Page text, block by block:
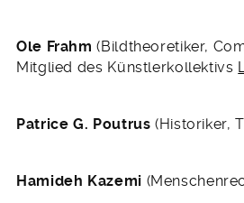
Ole Frahm (Bildtheoretiker,
Mitglied des Künstlerkollektivs
Patrice G. Poutrus (Historiker,
Hamideh Kazemi